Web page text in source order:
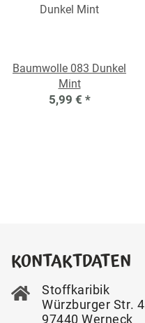
Baumwolle 083 Dunkel
Mint
5,99 € *
KONTAKTDATEN
Stoffkaribik
Würzburger Str. 4
97440 Werneck